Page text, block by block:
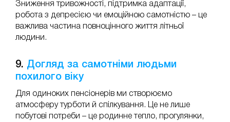
Зниження тривожності, підтримка адаптації,
робота з депресією чи емоційною самотністю – це
важлива частина повноцінного життя літньої
людини.
9. Догляд за самотніми людьми
похилого віку
Для одиноких пенсіонерів ми створюємо
атмосферу турботи й спілкування. Це не лише
побутові потреби – це родинне тепло, прогулянки,